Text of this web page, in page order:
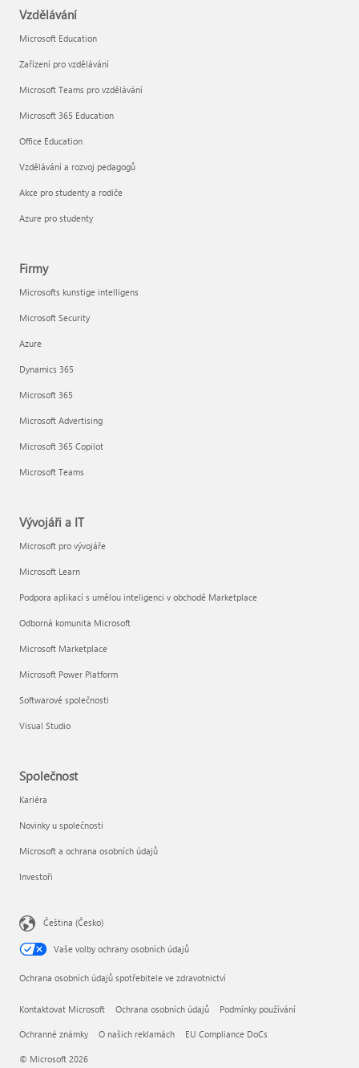
Vzdělávání
Microsoft Education
Zařízení pro vzdělávání
Microsoft Teams pro vzdělávání
Microsoft 365 Education
Office Education
Vzdělávání a rozvoj pedagogů
Akce pro studenty a rodiče
Azure pro studenty
Firmy
Microsofts kunstige intelligens
Microsoft Security
Azure
Dynamics 365
Microsoft 365
Microsoft Advertising
Microsoft 365 Copilot
Microsoft Teams
Vývojáři a IT
Microsoft pro vývojáře
Microsoft Learn
Podpora aplikací s umělou inteligenci v obchodě Marketplace
Odborná komunita Microsoft
Microsoft Marketplace
Microsoft Power Platform
Softwarové společnosti
Visual Studio
Společnost
Kariéra
Novinky u společnosti
Microsoft a ochrana osobních údajů
Investoři
Čeština (Česko)
Vaše volby ochrany osobních údajů
Ochrana osobních údajů spotřebitele ve zdravotnictví
Kontaktovat Microsoft Ochrana osobních údajů Podmínky používání
Ochranné známky O našich reklamách EU Compliance DoCs
© Microsoft 2026